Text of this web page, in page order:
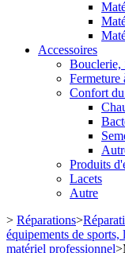
Accessoires
Bouclerie,
Fermeture
Confort
Produits
Lacets
Autre
> Réparations>
équipements de sports,
matériel professionnel>